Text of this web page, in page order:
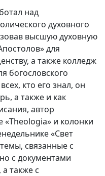
над
духовного
высшую духовную
для
а также колледж
богословского
кто его знал, он
а также и как
автор
«Theologia» и колонки
«Свет
связанные с
с документами
также с